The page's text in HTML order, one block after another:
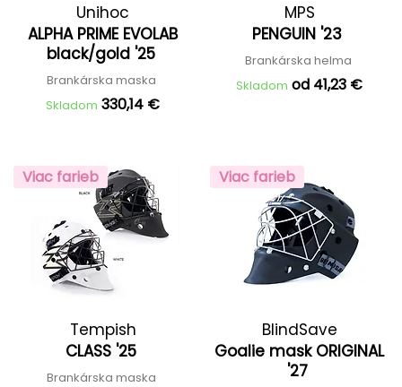
Unihoc
ALPHA PRIME EVOLAB
black/gold '25
Brankárska maska
Skladom 330,14 €
MPS
PENGUIN '23
Brankárska helma
Skladom od 41,23 €
Viac farieb
Tempish
CLASS '25
Brankárska maska
Viac farieb
BlindSave
Goalie mask ORIGINAL
'27